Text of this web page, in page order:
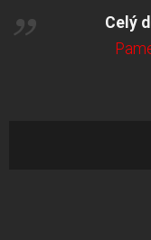
Celý
P